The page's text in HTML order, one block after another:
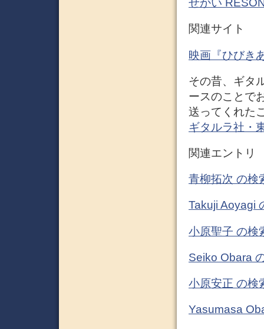
せかい
関連サイト
映画『ひびき
その昔、ギタ
ースのことで
送ってくれた
ギタルラ社・
関連エントリ
青柳拓次 の検
Takuji Aoyagi
小原聖子 の検
Seiko Obara
小原安正 の検
Yasumasa